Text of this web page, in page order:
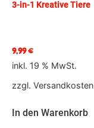
3-in-1 Kreative Tiere
9,99€
inkl. 19 % MwSt.
zzgl. Versandkosten
In den Warenkorb